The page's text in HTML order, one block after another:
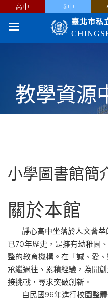
高中 國中
臺北市私
教學資源
小學圖書館簡
關於本館
靜心高中坐落於人文薈萃
已70年歷史，是擁有幼稚園
整的教育機構。在「誠、愛
承繼過往、累積經驗，為開
接挑戰，尋求突破創新。
自民國96年進行校園整體